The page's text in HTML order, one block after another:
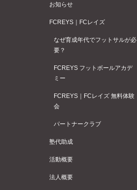
お知らせ
FCREYS｜FCレイズ
なぜ育成年代でフットサルが必
要？
FCREYS フットボールアカデ
ミー
FCREYS｜FCレイズ 無料体験
会
パートナークラブ
塾代助成
活動概要
法人概要